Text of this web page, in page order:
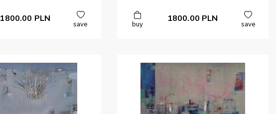
1800.00 PLN
save buy
1800.00 PLN
save